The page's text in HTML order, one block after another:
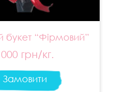
букет “Фірмовий”
грн/кг.
Замовити